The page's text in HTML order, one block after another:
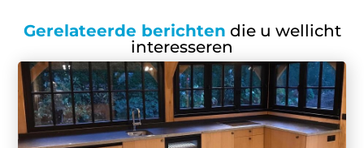
Gerelateerde berichten die u wellicht
interesseren